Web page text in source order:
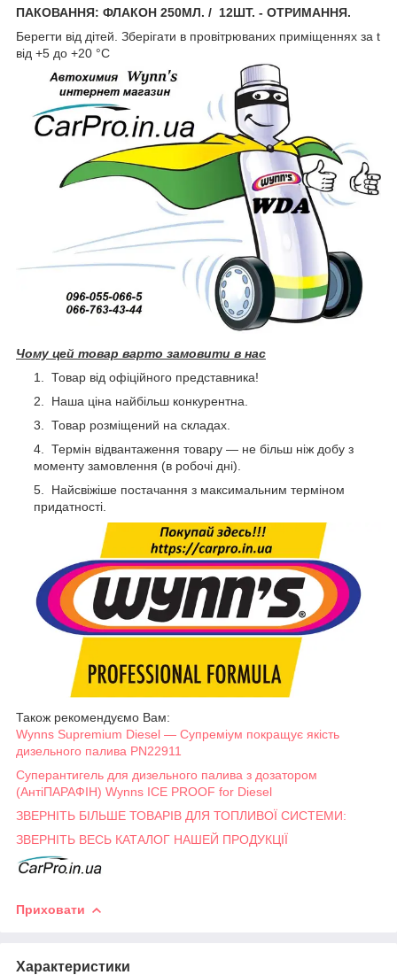
ПАКОВАННЯ: ФЛАКОН 250МЛ. / 12ШТ. - ОТРИМАННЯ.
Берегти від дітей. Зберігати в провітрюваних приміщеннях за t
від +5 до +20 °C
Чому цей товар варто замовити в нас
Товар від офіційного представника!
Наша ціна найбільш конкурентна.
Товар розміщений на складах.
Термін відвантаження товару — не більш ніж добу з
моменту замовлення (в робочі дні).
Найсвіжіше постачання з максимальним терміном
придатності.
Також рекомендуємо Вам:
Wynns Supremium Diesel — Супреміум покращує якість
дизельного палива PN22911
Суперантигель для дизельного палива з дозатором
(АнтiПАРАФІН) Wynns ICE PROOF for Diesel
ЗВЕРНІТЬ БІЛЬШЕ ТОВАРІВ ДЛЯ ТОПЛИВОЇ СИСТЕМИ:
ЗВЕРНІТЬ ВЕСЬ КАТАЛОГ НАШЕЙ ПРОДУКЦІЇ
Приховати
Характеристики